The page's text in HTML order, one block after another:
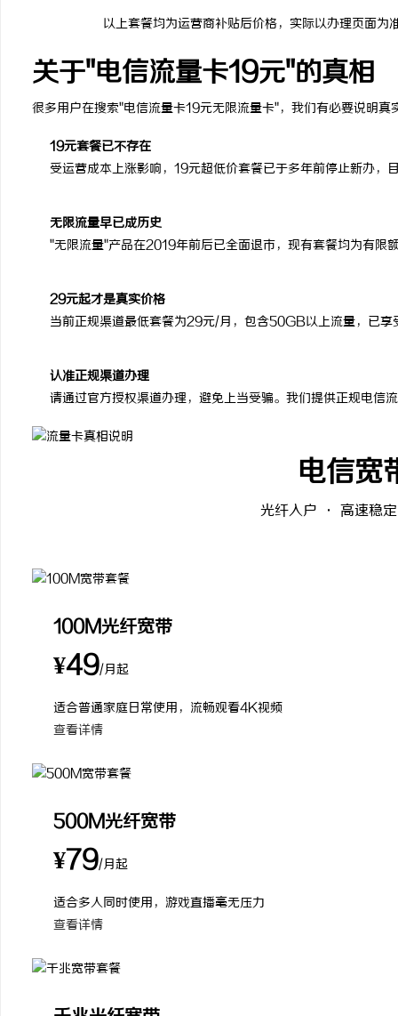
以上套餐均为运营商补贴后价格，实际以办理页面
关于"电信流量卡19元"的真相
很多用户在搜索"电信流量卡19元无限流量卡"，我们有必要说明真
19元套餐已不存在
受运营成本上涨影响，19元超低价套餐已于多年前停止新办，
无限流量早已成历史
"无限流量"产品在2019年前后已全面退市，现有套餐均为有限
29元起才是真实价格
当前正规渠道最低套餐为29元/月，包含50GB以上流量，已享
认准正规渠道办理
请通过官方授权渠道办理，避免上当受骗。我们提供正规电信
电信宽
光纤入户 · 高速稳
100M光纤宽带
¥49/月起
适合普通家庭日常使用，流畅观看4K视频
查看详情
500M光纤宽带
¥79/月起
适合多人同时使用，游戏直播毫无压力
查看详情